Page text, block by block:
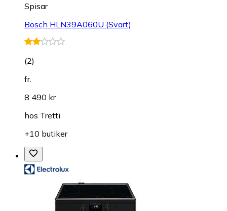
Spisar
Bosch HLN39A060U (Svart)
(2)
fr.
8 490 kr
hos Tretti
+10 butiker